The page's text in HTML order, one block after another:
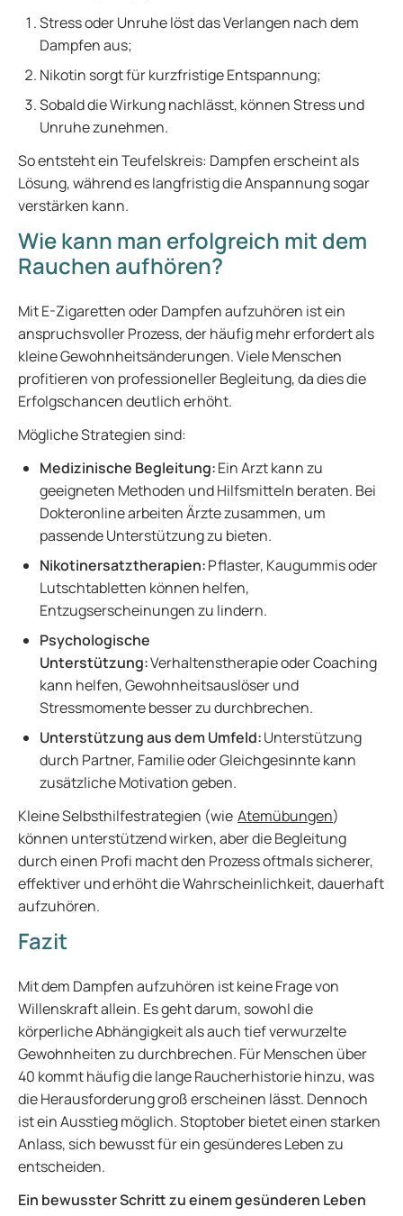
Stress oder Unruhe löst das Verlangen nach dem
Dampfen aus;
Nikotin sorgt für kurzfristige Entspannung;
Sobald die Wirkung nachlässt, können Stress und
Unruhe zunehmen.
So entsteht ein Teufelskreis: Dampfen erscheint als
Lösung, während es langfristig die Anspannung sogar
verstärken kann.
Wie kann man erfolgreich mit dem
Rauchen aufhören?
Mit E-Zigaretten oder Dampfen aufzuhören ist ein
anspruchsvoller Prozess, der häufig mehr erfordert als
kleine Gewohnheitsänderungen. Viele Menschen
profitieren von professioneller Begleitung, da dies die
Erfolgschancen deutlich erhöht.
Mögliche Strategien sind:
Medizinische Begleitung:Ein Arzt kann zu
geeigneten Methoden und Hilfsmitteln beraten. Bei
Dokteronline arbeiten Ärzte zusammen, um
passende Unterstützung zu bieten.
Nikotinersatztherapien:Pflaster, Kaugummis oder
Lutschtabletten können helfen,
Entzugserscheinungen zu lindern.
Psychologische
Unterstützung:Verhaltenstherapie oder Coaching
kann helfen, Gewohnheitsauslöser und
Stressmomente besser zu durchbrechen.
Unterstützung aus dem Umfeld:Unterstützung
durch Partner, Familie oder Gleichgesinnte kann
zusätzliche Motivation geben.
Kleine Selbsthilfestrategien (wie Atemübungen)
können unterstützend wirken, aber die Begleitung
durch einen Profi macht den Prozess oftmals sicherer,
effektiver und erhöht die Wahrscheinlichkeit, dauerhaft
aufzuhören.
Fazit
Mit dem Dampfen aufzuhören ist keine Frage von
Willenskraft allein. Es geht darum, sowohl die
körperliche Abhängigkeit als auch tief verwurzelte
Gewohnheiten zu durchbrechen. Für Menschen über
40 kommt häufig die lange Raucherhistorie hinzu, was
die Herausforderung groß erscheinen lässt. Dennoch
ist ein Ausstieg möglich. Stoptober bietet einen starken
Anlass, sich bewusst für ein gesünderes Leben zu
entscheiden.
Ein bewusster Schritt zu einem gesünderen Leben